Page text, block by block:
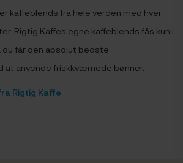
kaffeblends fra hele verden med hver
Rigtig Kaffes egne kaffeblends fås kun i
du får den absolut bedste
at anvende friskkværnede bønner.
Rigtig Kaffe